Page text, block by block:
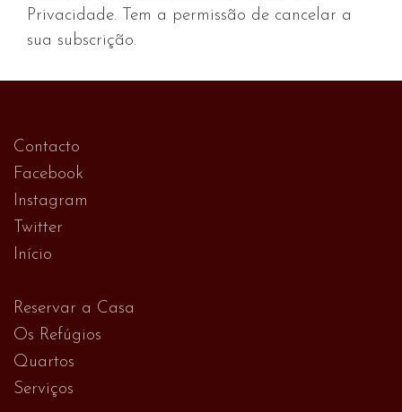
Privacidade. Tem a permissão de cancelar a
sua subscrição.
Contacto
Facebook
Instagram
Twitter
Início
Reservar a Casa
Os Refúgios
Quartos
Serviços